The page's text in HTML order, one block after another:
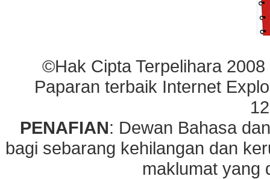
©Hak Cipta Terpelihara
Paparan terbaik Internet
PENAFIAN: Dewan Bahasa
bagi sebarang kehilangan dan
maklumat yang